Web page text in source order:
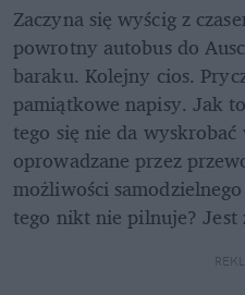
Zaczyna się wyścig z
powrotny autobus do
baraku. Kolejny cios.
pamiątkowe napisy. Jak
tego się nie da
oprowadzane przez
możliwości
tego nikt nie pilnuje? Jest